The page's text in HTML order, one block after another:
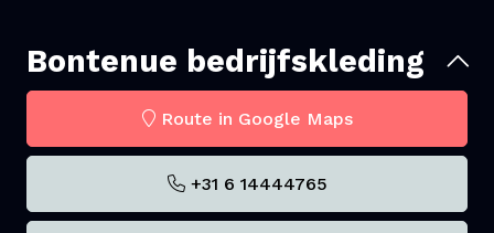
Zoals op onze site voorgesteld wordt deze
uitgeleverd in gekozen kleur met knopen en
Bontenue bedrijfskleding
Route in Google Maps
+31 6 14444765